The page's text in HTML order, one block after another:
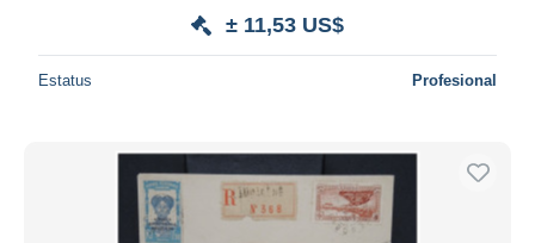
± 11,53 US$
Estatus Profesional